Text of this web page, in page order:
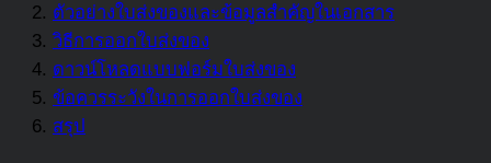
ตัวอย่างใบส่งของและข้อมูลสำคัญในเอกสาร
วิธีการออกใบส่งของ
ดาวน์โหลดแบบฟอร์มใบส่งของ
ข้อควรระวังในการออกใบส่งของ
สรุป